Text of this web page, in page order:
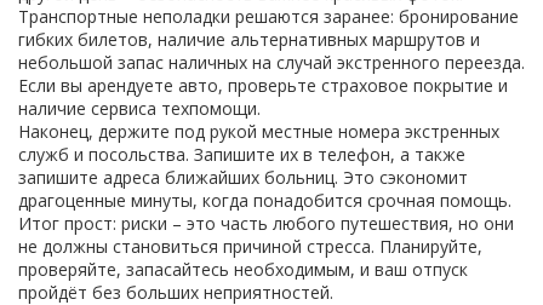
Транспортные неполадки решаются заранее: бронирование
гибких билетов, наличие альтернативных маршрутов и
небольшой запас наличных на случай экстренного переезда.
Если вы арендуете авто, проверьте страховое покрытие и
наличие сервиса техпомощи.
Наконец, держите под рукой местные номера экстренных
служб и посольства. Запишите их в телефон, а также
запишите адреса ближайших больниц. Это сэкономит
драгоценные минуты, когда понадобится срочная помощь.
Итог прост: риски – это часть любого путешествия, но они
не должны становиться причиной стресса. Планируйте,
проверяйте, запасайтесь необходимым, и ваш отпуск
пройдёт без больших неприятностей.